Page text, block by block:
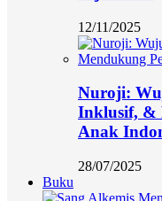
12/11/2025
Nuroji:
Inklusif, &
Anak
28/07/2025
Buku